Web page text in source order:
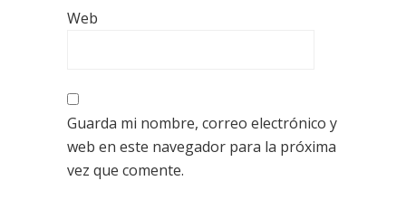
Web
Guarda mi nombre, correo electrónico y
web en este navegador para la próxima
vez que comente.